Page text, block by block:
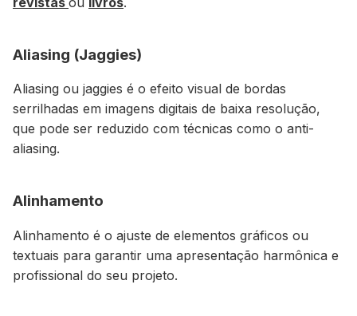
Aliasing (Jaggies)
Aliasing ou jaggies é o efeito visual de bordas
serrilhadas em imagens digitais de baixa resolução,
que pode ser reduzido com técnicas como o anti-
aliasing.
Alinhamento
Alinhamento é o ajuste de elementos gráficos ou
textuais para garantir uma apresentação harmônica e
profissional do seu projeto.